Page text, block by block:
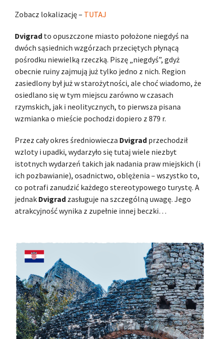
Zobacz lokalizację – TUTAJ
Dvigrad to opuszczone miasto położone niegdyś na
dwóch sąsiednich wzgórzach przeciętych płynącą
pośrodku niewielką rzeczką. Piszę „niegdyś”, gdyż
obecnie ruiny zajmują już tylko jedno z nich. Region
zasiedlony był już w starożytności, ale choć wiadomo, że
osiedlano się w tym miejscu zarówno w czasach
rzymskich, jak i neolitycznych, to pierwsza pisana
wzmianka o mieście pochodzi dopiero z 879 r.
Przez cały okres średniowiecza Dvigrad przechodził
wzloty i upadki, wydarzyło się tutaj wiele niezbyt
istotnych wydarzeń takich jak nadania praw miejskich (i
ich pozbawianie), osadnictwo, oblężenia – wszystko to,
co potrafi zanudzić każdego stereotypowego turystę. A
jednak Dvigrad zasługuje na szczególną uwagę. Jego
atrakcyjność wynika z zupełnie innej beczki…